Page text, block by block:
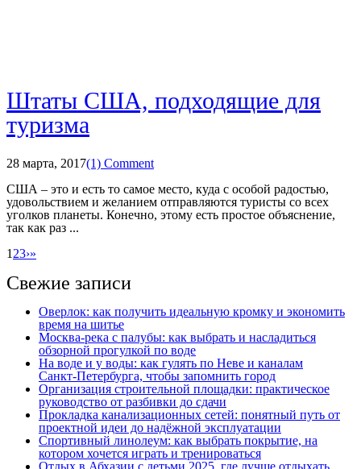
Штаты США, подходящие для
туризма
28 марта, 2017(1) Comment
США – это и есть то самое место, куда с особой радостью,
удовольствием и желанием отправляются туристы со всех
уголков планеты. Конечно, этому есть простое объяснение,
так как раз ...
1 23›»
Свежие записи
Оверлок: как получить идеальную кромку и экономить
время на шитье
Москва‑река с палубы: как выбрать и насладиться
обзорной прогулкой по воде
На воде и у воды: как гулять по Неве и каналам
Санкт‑Петербурга, чтобы запомнить город
Организация строительной площадки: практическое
руководство от разбивки до сдачи
Прокладка канализационных сетей: понятный путь от
проектной идеи до надёжной эксплуатации
Спортивный линолеум: как выбрать покрытие, на
котором хочется играть и тренироваться
Отдых в Абхазии с детьми 2025, где лучше отдыхать